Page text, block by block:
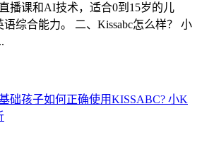
播课和AI技术，适合0到15岁的儿
综合能力。 二、Kissabc怎么样？ 小